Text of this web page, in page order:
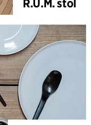
R.U.M. stol